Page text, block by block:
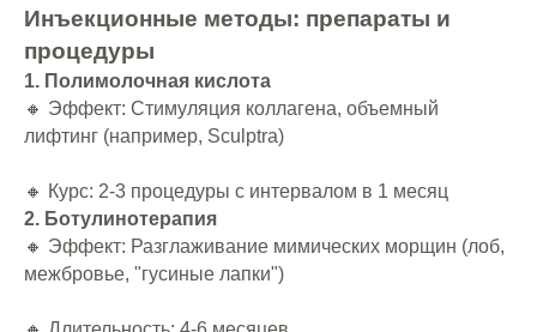
Инъекционные методы: препараты и
процедуры
1. Полимолочная кислота
🔸 Эффект: Стимуляция коллагена, объемный
лифтинг (например, Sculptra)
🔸 Курс: 2-3 процедуры с интервалом в 1 месяц
2. Ботулинотерапия
🔸 Эффект: Разглаживание мимических морщин (лоб,
межбровье, "гусиные лапки")